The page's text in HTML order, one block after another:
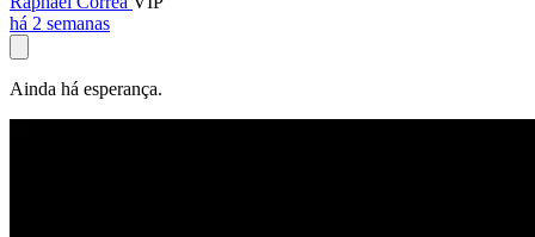
há 2 semanas
Ainda há esperança.